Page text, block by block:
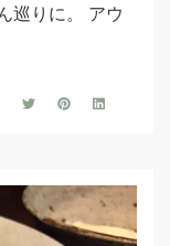
巡りに。 アウ